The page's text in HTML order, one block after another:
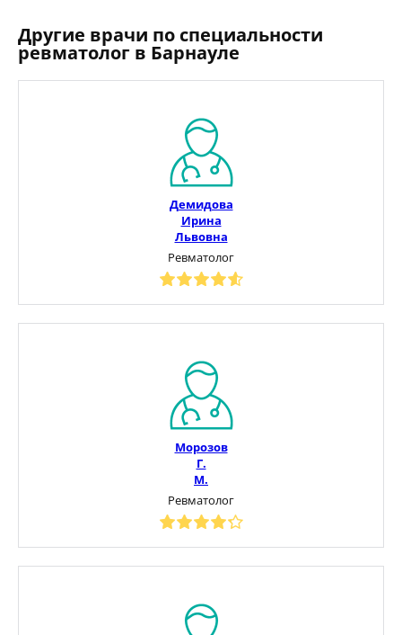
Другие врачи по специальности
ревматолог в Барнауле
Демидова
Ирина
Львовна
Ревматолог
Морозов
Г.
М.
Ревматолог